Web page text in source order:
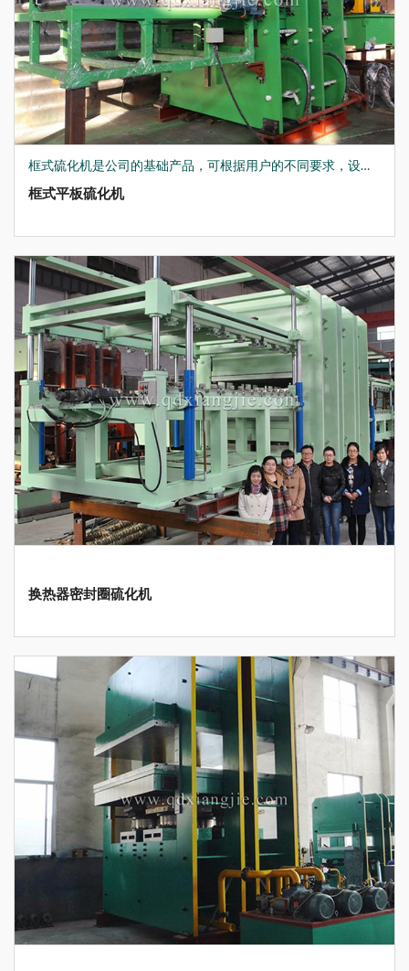
框式硫化机是公司的基础产品，可根据用户的不同要求，设计生产各种非标硫化机，结合现在先进的生产制造技术，在上升/下降速度、硫化时间、温度、保温装置及辅助工作台、推拉模等，均做到了优化设计，如：公司为国内军工企业生产的XLB-Q1500*2700*4/30MN多层硫化机，可用于生产航天隔热材料，产品获得了国家发明专利。
框式平板硫化机
换热器密封圈硫化机